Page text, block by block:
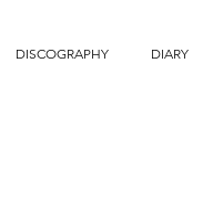
DISCOGRAPHY DIARY